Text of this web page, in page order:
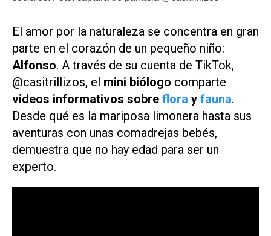
El amor por la naturaleza se concentra en gran
parte en el corazón de un pequeño niño:
Alfonso. A través de su cuenta de TikTok,
@casitrillizos, el mini biólogo comparte
videos informativos sobre flora y fauna.
Desde qué es la mariposa limonera hasta sus
aventuras con unas comadrejas bebés,
demuestra que no hay edad para ser un
experto.